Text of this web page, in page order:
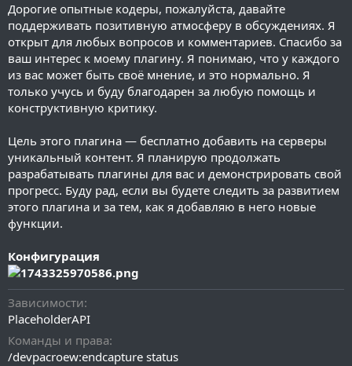
Дорогие опытные кодеры, пожалуйста, давайте
поддерживать позитивную атмосферу в обсуждениях. Я
открыт для любых вопросов и комментариев. Спасибо за
ваш интерес к моему плагину. Я понимаю, что у каждого
из вас может быть своё мнение, и это нормально. Я
только учусь и буду благодарен за любую помощь и
конструктивную критику.
Цель этого плагина — бесплатно добавить на серверы
уникальный контент. Я планирую продолжать
разрабатывать плагины для вас и демонстрировать свой
прогресс. Буду рад, если вы будете следить за развитием
этого плагина и за тем, как я добавляю в него новые
функции.
Конфигурация
Зависимости
PlaceholderAPI
Команды и права
/devpacroew:endcapture status